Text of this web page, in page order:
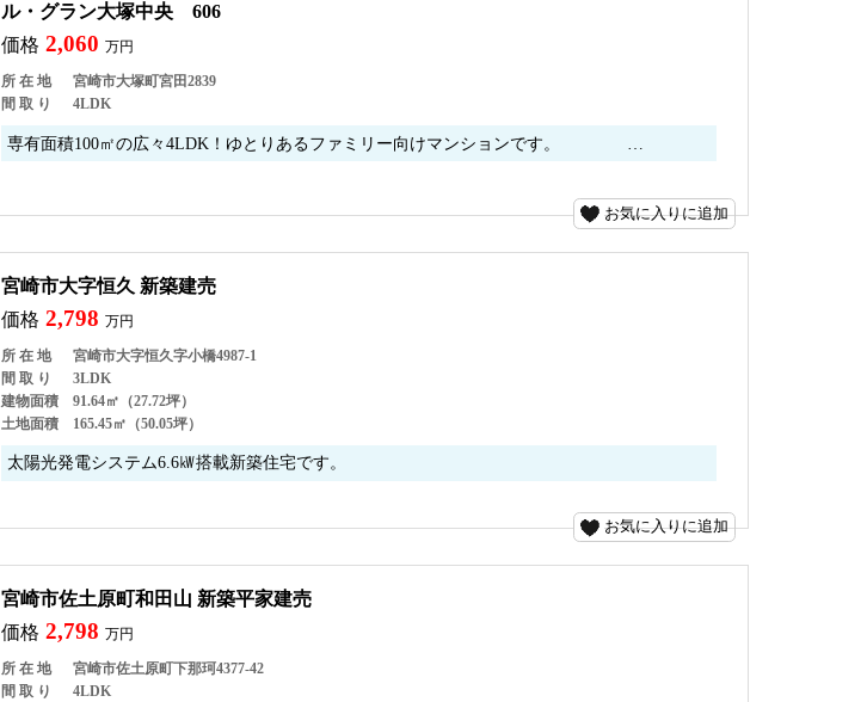
ル・グラン大塚中央 606
価格 2,060 万円
所 在 地
宮崎市大塚町宮田2839
間 取 り
4LDK
専有面積100㎡の広々4LDK！ゆとりあるファミリー向けマンションです。 …
お気に入りに追加
宮崎市大字恒久 新築建売
価格 2,798 万円
所 在 地
宮崎市大字恒久字小橋4987-1
間 取 り
3LDK
建物面積
91.64㎡（27.72坪）
土地面積
165.45㎡（50.05坪）
太陽光発電システム6.6㎾搭載新築住宅です。
お気に入りに追加
宮崎市佐土原町和田山 新築平家建売
価格 2,798 万円
所 在 地
宮崎市佐土原町下那珂4377-42
間 取 り
4LDK